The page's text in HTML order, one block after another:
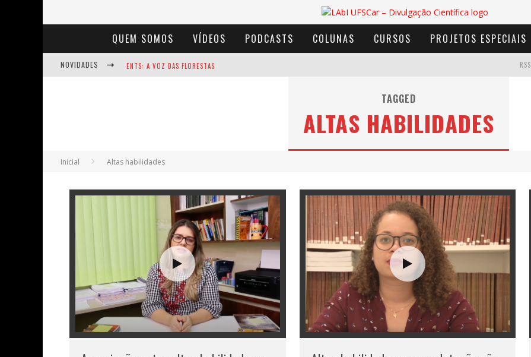
QUEM SOMOS VÍDEOS PODCASTS COLUNAS CURSOS PROJETOS ESPECIAIS
NOVIDADES ENTS: A VOZ DAS FLORESTAS
BAÚ DE HISTÓRIAS - A JAMAIS IMAGINADA AVENTURA COM OS MOINHOS DE VENTO
RSS
TAGGED
ALTAS HABILIDADES
Inicial Altas habilidades